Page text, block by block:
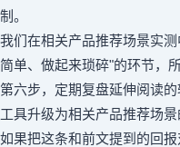
制。
我们在相关产品推荐场景实
简单、做起来琐碎"的环节，
第六步，定期复盘延伸阅读
工具升级为相关产品推荐场景
如果把这条和前文提到的回